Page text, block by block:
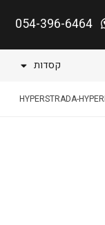
054-396-6464
קסדות
HYPERSTRADA-